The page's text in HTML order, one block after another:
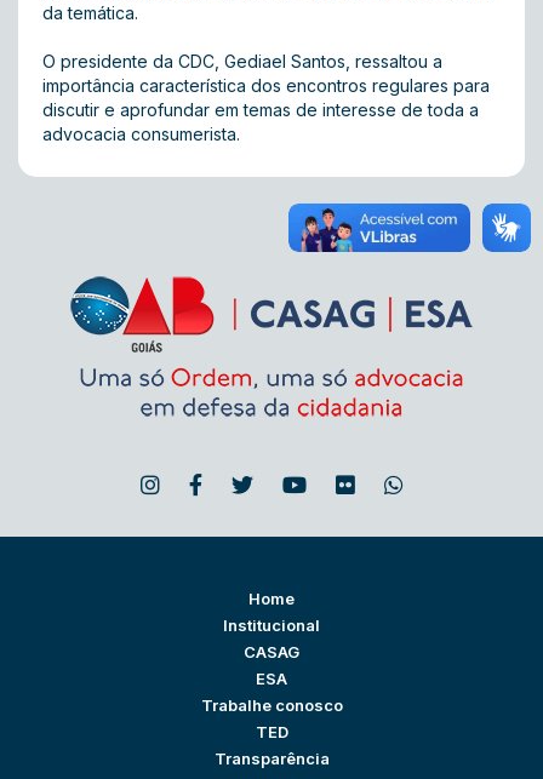
da temática.
O presidente da CDC, Gediael Santos, ressaltou a
importância característica dos encontros regulares para
discutir e aprofundar em temas de interesse de toda a
advocacia consumerista.
Home
Institucional
CASAG
ESA
Trabalhe conosco
TED
Transparência